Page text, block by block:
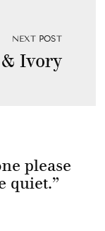
NEXT POST
Ivory
please
quiet.”